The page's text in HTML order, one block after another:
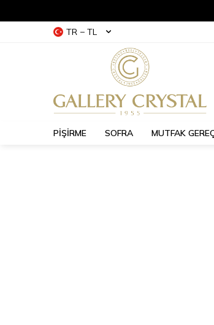
TR − TL
PİŞİRME SOFRA MUTFAK